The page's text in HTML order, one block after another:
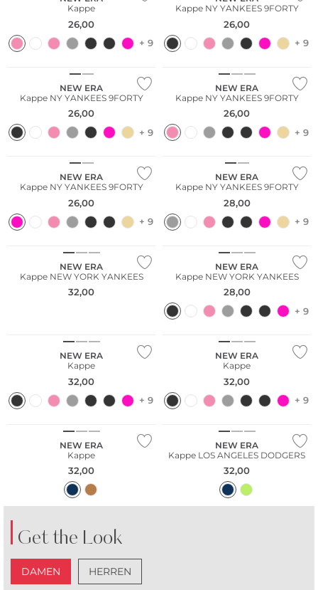
Kappe
26,00
+ 9
Kappe NY YANKEES 9FORTY
26,00
+ 9
Bestseller
NEW ERA
Kappe NY YANKEES 9FORTY
26,00
+ 9
NEW ERA
Kappe NY YANKEES 9FORTY
26,00
+ 9
NEW ERA
Kappe NY YANKEES 9FORTY
26,00
+ 9
Merino
NEW ERA
Kappe NY YANKEES 9FORTY
28,00
+ 9
NEW ERA
Kappe NEW YORK YANKEES
32,00
NEW ERA
Kappe NEW YORK YANKEES
28,00
+ 9
NEW ERA
Kappe
32,00
+ 9
NEW ERA
Kappe
32,00
+ 9
NEW ERA
Kappe
32,00
NEW ERA
Kappe LOS ANGELES DODGERS
32,00
Get the Look
DAMEN HERREN